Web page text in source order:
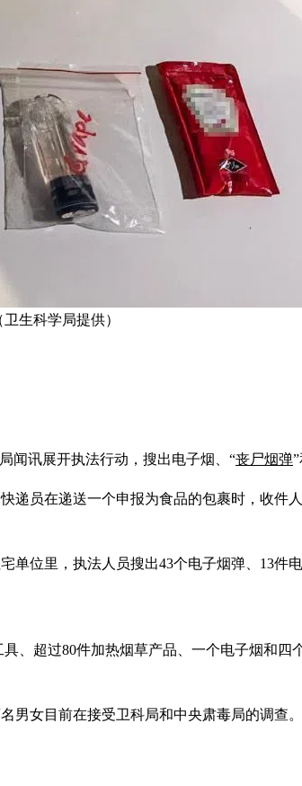
生科学局提供）
闻讯展开执法行动，搜出电子烟、“丧尸烟弹
递员在递送一个申报为食品的包裹时，收件
位里，执法人员搜出43个电子烟弹、13件
、超过80件加热烟草产品、一个电子烟和四
男女目前在接受卫科局和中央肃毒局的调查